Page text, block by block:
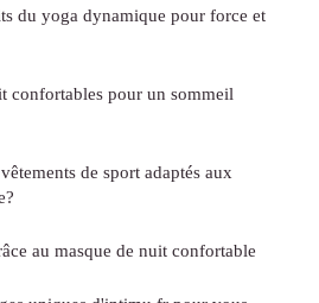
du yoga dynamique pour force et
confortables pour un sommeil
de sport adaptés aux
au masque de nuit confortable